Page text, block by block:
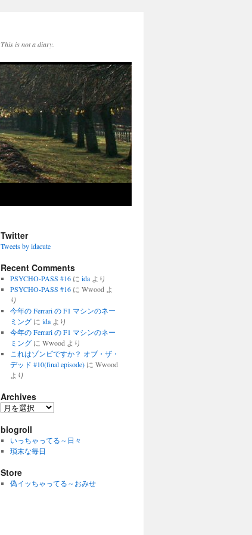
This is not a diary.
Twitter
Tweets by idacute
Recent Comments
PSYCHO-PASS #16に idaより
PSYCHO-PASS #16に Wwood よ
り
今年の Ferrari の F1 マシンのネー
ミングに idaより
今年の Ferrari の F1 マシンのネー
ミングに Wwood より
これはゾンビですか？ オブ・ザ・
デッド #10(final episode)に Wwood
より
Archives
Archives
blogroll
いっちゃってる～日々
瑣末な毎日
Store
偽イッちゃってる～おみせ